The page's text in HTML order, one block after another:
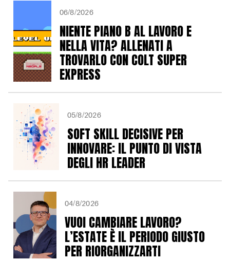
06/8/2026
NIENTE PIANO B AL LAVORO E
NELLA VITA? ALLENATI A
TROVARLO CON COLT SUPER
EXPRESS
05/8/2026
SOFT SKILL DECISIVE PER
INNOVARE: IL PUNTO DI VISTA
DEGLI HR LEADER
04/8/2026
VUOI CAMBIARE LAVORO?
L’ESTATE È IL PERIODO GIUSTO
PER RIORGANIZZARTI